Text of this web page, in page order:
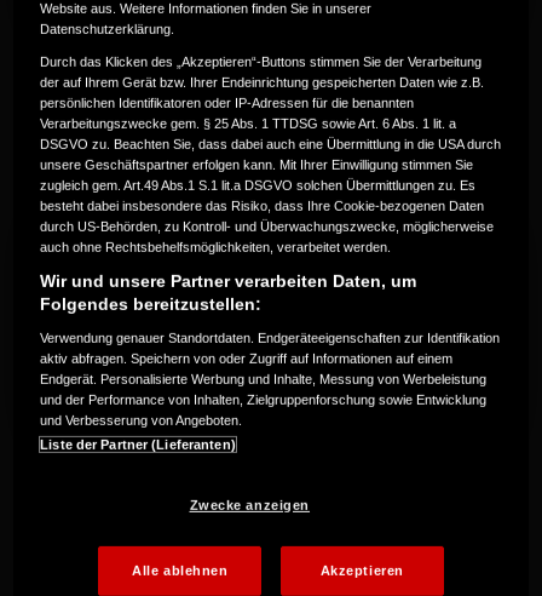
CMX1100 Rebel DCT
Website aus. Weitere Informationen finden Sie in unserer
Datenschutzerklärung.
Durch das Klicken des „Akzeptieren“-Buttons stimmen Sie der Verarbeitung
der auf Ihrem Gerät bzw. Ihrer Endeinrichtung gespeicherten Daten wie z.B.
persönlichen Identifikatoren oder IP-Adressen für die benannten
Verarbeitungszwecke gem. § 25 Abs. 1 TTDSG sowie Art. 6 Abs. 1 lit. a
DSGVO zu. Beachten Sie, dass dabei auch eine Übermittlung in die USA durch
unsere Geschäftspartner erfolgen kann. Mit Ihrer Einwilligung stimmen Sie
zugleich gem. Art.49 Abs.1 S.1 lit.a DSGVO solchen Übermittlungen zu. Es
besteht dabei insbesondere das Risiko, dass Ihre Cookie-bezogenen Daten
durch US-Behörden, zu Kontroll- und Überwachungszwecke, möglicherweise
auch ohne Rechtsbehelfsmöglichkeiten, verarbeitet werden.
Wir und unsere Partner verarbeiten Daten, um
Folgendes bereitzustellen:
Verwendung genauer Standortdaten. Endgeräteeigenschaften zur Identifikation
aktiv abfragen. Speichern von oder Zugriff auf Informationen auf einem
Endgerät. Personalisierte Werbung und Inhalte, Messung von Werbeleistung
und der Performance von Inhalten, Zielgruppenforschung sowie Entwicklung
und Verbesserung von Angeboten.
Liste der Partner (Lieferanten)
Zwecke anzeigen
Alle ablehnen Akzeptieren